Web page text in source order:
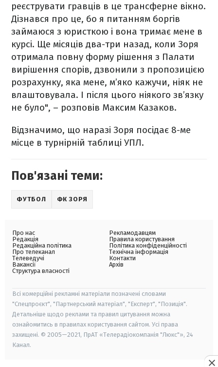
реєструвати гравців в це трансферне вікно.
Дізнався про це, бо я питанням боргів
займаюся з юристкою і вона тримає мене в
курсі. Ще місяців два-три назад, коли Зоря
отримала повну форму рішення з Палати
вирішення спорів, дзвонили з пропозицією
розрахунку, яка мене, м’яко кажучи, ніяк не
влаштовувала. І після цього ніякого зв’язку
не було", – розповів Максим Казаков.
Відзначимо, що наразі Зоря посідає 8-ме
місце в турнірній таблиці УПЛ.
Пов'язані теми:
ФУТБОЛ ФК ЗОРЯ
Про нас
Редакція
Редакційна політика
Про телеканал
Телеведучі
Вакансії
Структура власності
Рекламодавцям
Правила користування
Політика конфіденційності
Технічна інформація
Контакти
Архів
Всі комерційні рекламні матеріали позначені словами
"Спецпроєкт", "Партнерський матеріал", "Експерт", "Позиція".
Детальніше щодо реклами та правил цитування можна
ознайомитись в правилах користування сайтом. Усі права
захищені. © 2005—2021, ПрАТ «Телерадіокомпанія "Люкс"», 24
Канал.